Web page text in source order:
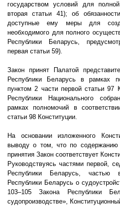
государством условий для
вторая статьи 41); об
доступные ему меры для
необходимого для полного
Республики Беларусь,
первая статьи 59).
Закон принят Палатой
Республики Беларусь в рамках
пунктом 2 части первой статьи 97
Республики Национального
рамках полномочий в
статьи 98 Конституции.
На основании изложенного
выводу о том, что по
принятия Закон соответствует
Руководствуясь частями первой,
Республики Беларусь, частью
Республики Беларусь о
103–105 Закона Республики
судопроизводстве»,